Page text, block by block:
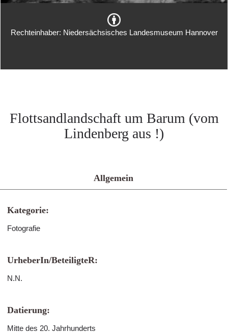
Rechteinhaber: Niedersächsisches Landesmuseum Hannover
Flottsandlandschaft um Barum (vom
Lindenberg aus !)
Allgemein
Kategorie:
Fotografie
UrheberIn/BeteiligteR:
N.N.
Datierung:
Mitte des 20. Jahrhunderts